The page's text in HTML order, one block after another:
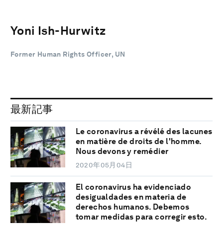
Yoni Ish-Hurwitz
Former Human Rights Officer, UN
最新記事
Le coronavirus a révélé des lacunes
en matière de droits de l'homme.
Nous devons y remédier
2020年05月04日
El coronavirus ha evidenciado
desigualdades en materia de
derechos humanos. Debemos
tomar medidas para corregir esto.